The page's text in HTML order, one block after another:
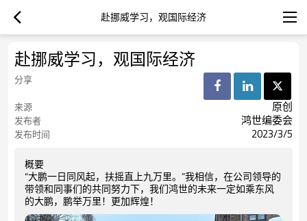
赴挪威学习，观国际经济
赴挪威学习，观国际经济
分享
来源
原创
发布者 鸿世编委会
发布时间 2023/3/5
概要
“大鹏一日同风起，扶摇直上九万里。”我相信，在公司领导的
带领和同事们的共同努力下，我们鸿世的未来一定如乘东风
的大鹏，鹏举万里！更加辉煌！